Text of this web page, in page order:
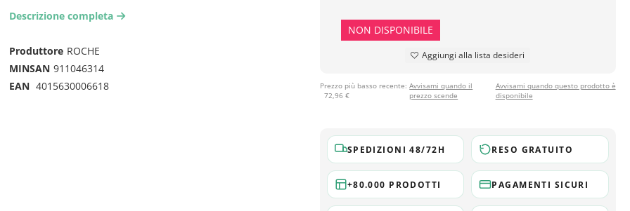
NON DISPONIBILE
Aggiungi alla lista desideri
Prezzo più basso recente:
72,96 €
Avvisami quando il
prezzo scende
Avvisami quando questo prodotto è
disponibile
SPEDIZIONI 48/72H RESO GRATUITO
+80.000 PRODOTTI PAGAMENTI SICURI
Descrizione completa arrow-right2
Produttore ROCHE
MINSAN 911046314
EAN 4015630006618